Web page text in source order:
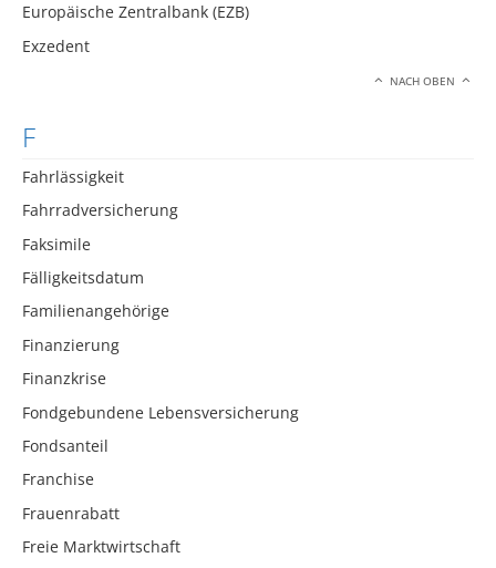
Europäische Zentralbank (EZB)
Exzedent
NACH OBEN
F
Fahrlässigkeit
Fahrradversicherung
Faksimile
Fälligkeitsdatum
Familienangehörige
Finanzierung
Finanzkrise
Fondgebundene Lebensversicherung
Fondsanteil
Franchise
Frauenrabatt
Freie Marktwirtschaft